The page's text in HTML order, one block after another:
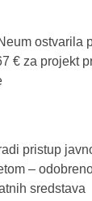
ostvarila
€ za projekt
pristup
–
sredstava